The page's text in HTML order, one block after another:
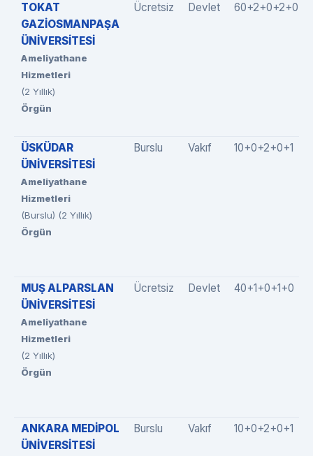
TOKAT
GAZİOSMANPAŞA
ÜNİVERSİTESİ
Ameliyathane
Hizmetleri
(2 Yıllık)
Örgün
Ücretsiz Devlet 60+2+0+2+0
ÜSKÜDAR
ÜNİVERSİTESİ
Ameliyathane
Hizmetleri
(Burslu) (2 Yıllık)
Örgün
Burslu Vakıf 10+0+2+0+1
MUŞ ALPARSLAN
ÜNİVERSİTESİ
Ameliyathane
Hizmetleri
(2 Yıllık)
Örgün
Ücretsiz Devlet 40+1+0+1+0
ANKARA MEDİPOL
ÜNİVERSİTESİ
Burslu Vakıf 10+0+2+0+1